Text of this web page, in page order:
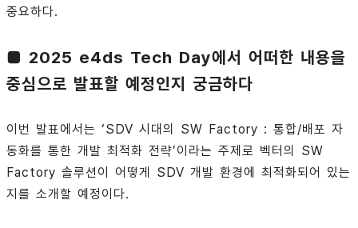
중요하다.
■ 2025 e4ds Tech Day에서 어떠한 내용을
중심으로 발표할 예정인지 궁금하다
이번 발표에서는 ‘SDV 시대의 SW Factory : 통합/배포 자
동화를 통한 개발 최적화 전략’이라는 주제로 벡터의 SW
Factory 솔루션이 어떻게 SDV 개발 환경에 최적화되어 있는
지를 소개할 예정이다.